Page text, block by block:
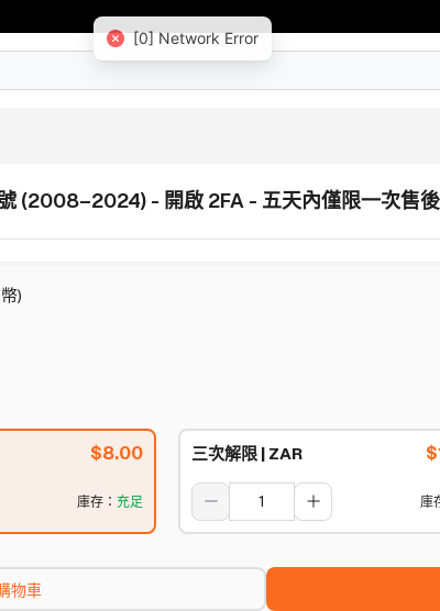
(2008–2024) - 開啟 2FA - 五天內僅限一次售後
)
$8.00
庫存 ： 充足
三次解限 | ZAR $
庫
物車
[0] Network Error